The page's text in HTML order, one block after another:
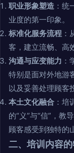
职业形象塑造 ：统
业度的第一印象。
标准化服务流程 ：
客，建立流畅、高
沟通与应变能力 ：
特别是面对外地游
以及妥善处理顾客
本土文化融合 ：培
的“义”与“信”，教
顾客感受到独特的
二、培训内容